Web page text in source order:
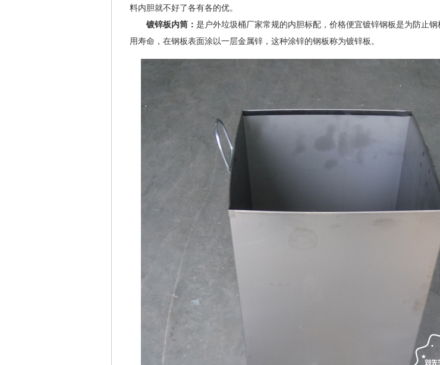
料内胆就不好了各有各的优。
镀锌板内筒： 是户外垃圾桶厂家常规的内胆标配，价格便宜镀锌钢板是为防止
用寿命，在钢板表面涂以一层金属锌，这种涂锌的钢板称为镀锌板。